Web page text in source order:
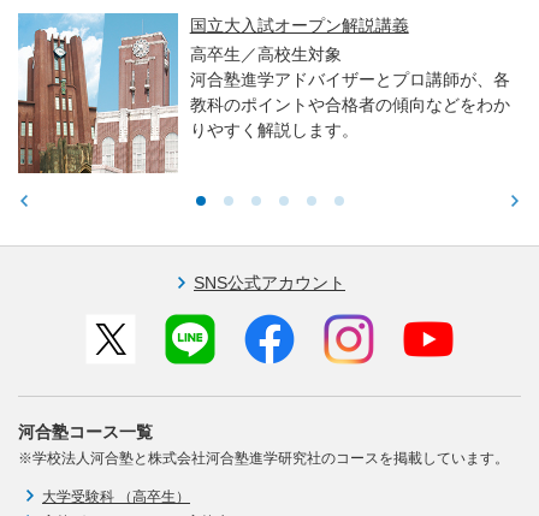
国立大入試オープン解説講義
高卒生／高校生対象
河合塾進学アドバイザーとプロ講師が、各
教科のポイントや合格者の傾向などをわか
りやすく解説します。
SNS公式アカウント
河合塾コース一覧
※学校法人河合塾と株式会社河合塾進学研究社のコースを掲載しています。
大学受験科 （高卒生）